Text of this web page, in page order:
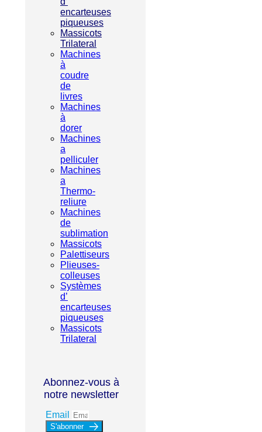
encarteuses
piqueuses
Massicots
Trilateral
Machines
à
coudre
de
livres
Machines
à
dorer
Machines
a
pelliculer
Machines
a
Thermo-
reliure
Machines
de
sublimation
Massicots
Palettiseurs
Plieuses-
colleuses
Systèmes
d’
encarteuses
piqueuses
Massicots
Trilateral
Abonnez-vous à
notre newsletter
Email
S'abonner